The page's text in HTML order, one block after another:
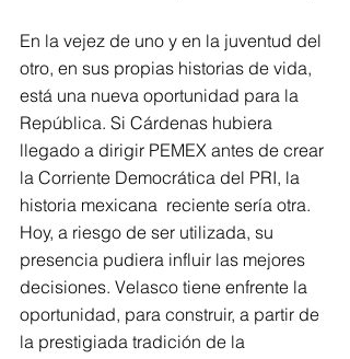
En la vejez de uno y en la juventud del
otro, en sus propias historias de vida,
está una nueva oportunidad para la
República. Si Cárdenas hubiera
llegado a dirigir PEMEX antes de crear
la Corriente Democrática del PRI, la
historia mexicana  reciente sería otra.
Hoy, a riesgo de ser utilizada, su
presencia pudiera influir las mejores
decisiones. Velasco tiene enfrente la
oportunidad, para construir, a partir de
la prestigiada tradición de la